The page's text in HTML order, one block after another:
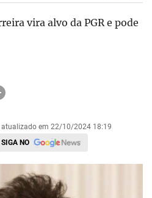
vira alvo da PGR e pode
atualizado em 22/10/2024 18:19
SIGA NO